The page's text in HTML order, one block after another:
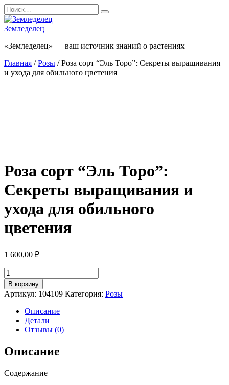
Перейти
к
содержанию
Search
for:
Земледелец
«Земледелец» — ваш источник знаний о растениях
Главная /Розы / Роза сорт “Эль Торо”: Секреты выращивания
и ухода для обильного цветения
Роза сорт “Эль Торо”:
Секреты выращивания и
ухода для обильного
цветения
1 600,00 ₽
Количество
товара
Роза
сорт
"Эль
Торо":
Секреты
выращивания
и
ухода
обильного
В корзину
Артикул: 104109 Категория: Розы
Описание
Детали
Отзывы (0)
Описание
Содержание